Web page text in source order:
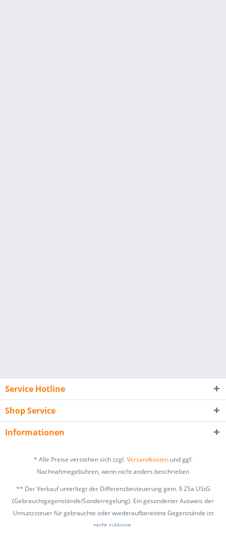
Service Hotline
Shop Service
Informationen
* Alle Preise verstehen sich zzgl.Versandkostenund ggf.
Nachnahmegebühren, wenn nicht anders beschrieben
** Der Verkauf unterliegt der Differenzbesteuerung gem. § 25a UStG
(Gebrauchtgegenstände/Sonderregelung). Ein gesonderter Ausweis der
Umsatzsteuer für gebrauchte oder wiederaufbereitete Gegenstände ist
nicht zulässig.